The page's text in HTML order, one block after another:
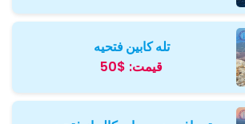
تله کابین فتحیه
قیمت: $50